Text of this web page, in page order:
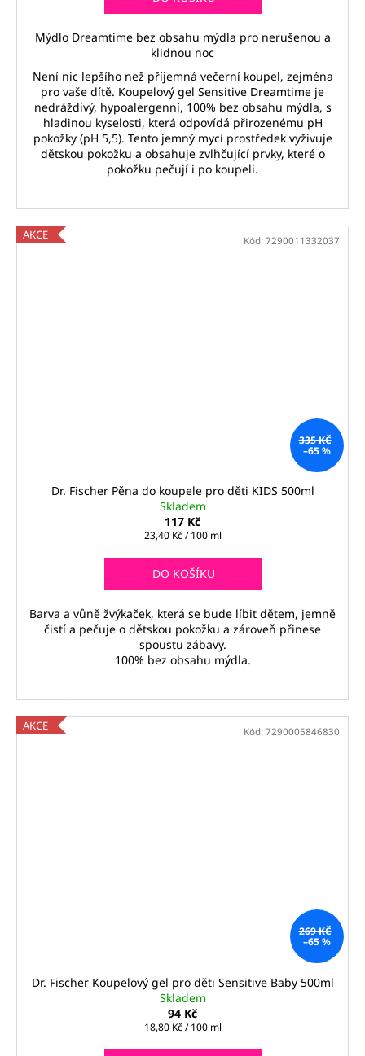
Mýdlo Dreamtime bez obsahu mýdla pro nerušenou a
klidnou noc
Není nic lepšího než příjemná večerní koupel, zejména
pro vaše dítě. Koupelový gel Sensitive Dreamtime je
nedráždivý, hypoalergenní, 100% bez obsahu mýdla, s
hladinou kyselosti, která odpovídá přirozenému pH
pokožky (pH 5,5). Tento jemný mycí prostředek vyživuje
dětskou pokožku a obsahuje zvlhčující prvky, které o
pokožku pečují i po koupeli.
AKCE
335 KČ
–65 %
Dr. Fischer Pěna do koupele pro děti KIDS 500ml
Skladem
117 Kč
Měrná
23,40 Kč / 100 ml
DO KOŠÍKU
Barva a vůně žvýkaček, která se bude líbit dětem, jemně
čistí a pečuje o dětskou pokožku a zároveň přinese
spoustu zábavy.
100% bez obsahu mýdla.
Kód: 7290011332037
AKCE
269 KČ
–65 %
Dr. Fischer Koupelový gel pro děti Sensitive Baby 500ml
Skladem
94 Kč
Měrná
18,80 Kč / 100 ml
Kód: 7290005846830